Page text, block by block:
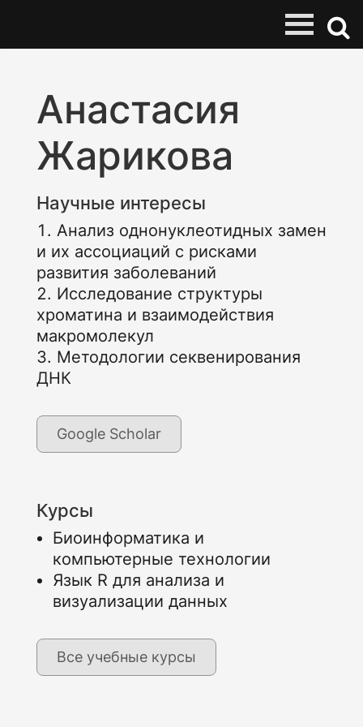
Анастасия
Жарикова
Научные интересы
Анализ однонуклеотидных замен
и их ассоциаций с рисками
развития заболеваний
Исследование структуры
хроматина и взаимодействия
макромолекул
Методологии секвенирования
ДНК
Google Scholar
Курсы
Биоинформатика и
компьютерные технологии
Язык R для анализа и
визуализации данных
Все учебные курсы